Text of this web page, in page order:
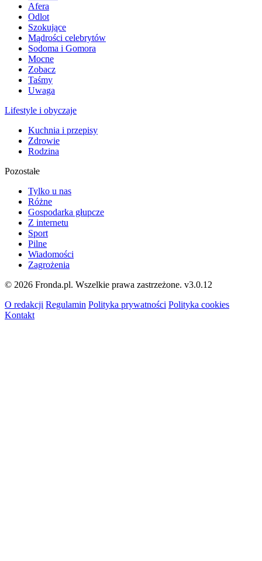
Afera
Odlot
Szokujące
Mądrości celebrytów
Sodoma i Gomora
Mocne
Zobacz
Taśmy
Uwaga
Lifestyle i obyczaje
Kuchnia i przepisy
Zdrowie
Rodzina
Pozostałe
Tylko u nas
Różne
Gospodarka głupcze
Z internetu
Sport
Pilne
Wiadomości
Zagrożenia
© 2026 Fronda.pl. Wszelkie prawa zastrzeżone. v3.0.12
O redakcji Regulamin Polityka prywatności Polityka cookies
Kontakt